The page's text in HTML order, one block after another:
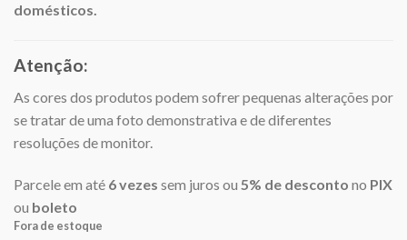
domésticos.
Atenção:
As cores dos produtos podem sofrer pequenas alterações por
se tratar de uma foto demonstrativa e de diferentes
resoluções de monitor.
Parcele em até 6 vezes sem juros ou 5% de desconto no PIX
ou boleto
Fora de estoque